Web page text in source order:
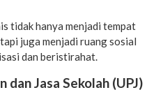
tidak hanya menjadi tempat
juga menjadi ruang sosial
dan beristirahat.
dan Jasa Sekolah (UPJ)